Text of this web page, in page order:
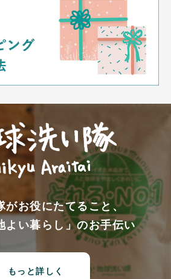
がお役にたてること、
よい暮らし」のお手伝い
もっと詳しく